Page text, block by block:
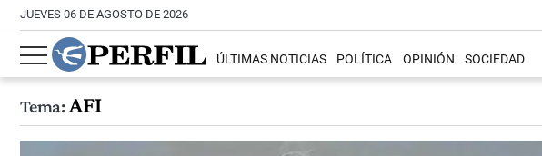
JUEVES 06 DE AGOSTO DE 2026
ÚLTIMAS NOTICIAS POLÍTICA OPINIÓN SOCIEDAD
Tema:AFI